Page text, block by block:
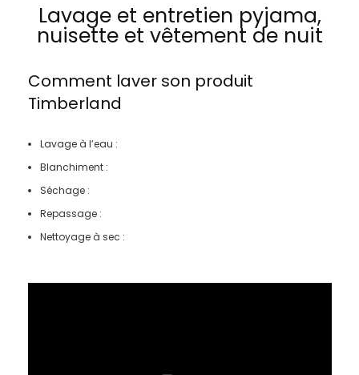
Lavage et entretien pyjama,
nuisette et vêtement de nuit
Comment laver son produit
Timberland
Lavage à l’eau :
Blanchiment :
Séchage :
Repassage :
Nettoyage à sec :